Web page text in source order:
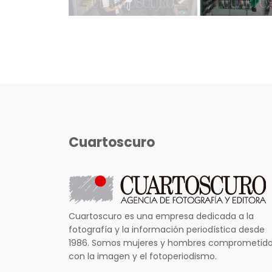
Cuartoscuro
Cuartoscuro es una empresa dedicada a la
fotografía y la información periodística desde
1986. Somos mujeres y hombres
con la imagen y el fotoperiodismo.